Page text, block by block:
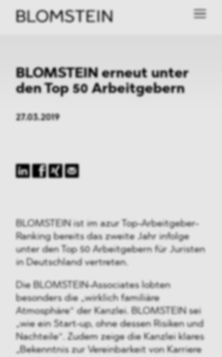
BLOMSTEIN erneut unter
den Top 50 Arbeitgebern
27.03.2019
BLOMSTEIN ist im azur Top-Arbeitgeber-
Ranking bereits das zweite Jahr infolge
unter den Top 50 Arbeitgebern für Juristen
in Deutschland vertreten.
Die BLOMSTEIN-Associates lobten
besonders die „wirklich familiäre
Atmosphäre“ der Kanzlei. BLOMSTEIN sei
„wie ein Start-up, ohne dessen Risiken und
Nachteile“. Zudem zeige die Kanzlei klares
„Bekenntnis zur Vereinbarkeit von Karriere